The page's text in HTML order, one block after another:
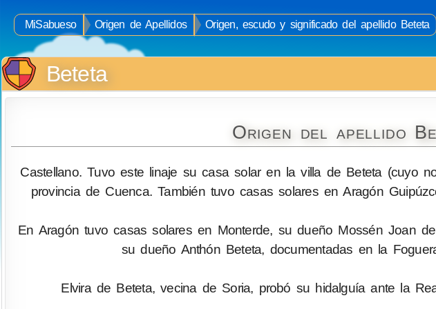
MiSabueso Origen de Apellidos
Origen, escudo y significado del apellido Beteta
Beteta
Origen del apellido
Castellano. Tuvo este linaje su casa solar en la villa de Beteta (cuyo
provincia de Cuenca. También tuvo casas solares en Aragón
En Aragón tuvo casas solares en Monterde, su dueño Mossén Joan
su dueño Anthón Beteta, documentadas en la
Elvira de Beteta, vecina de Soria, probó su hidalguía ante la